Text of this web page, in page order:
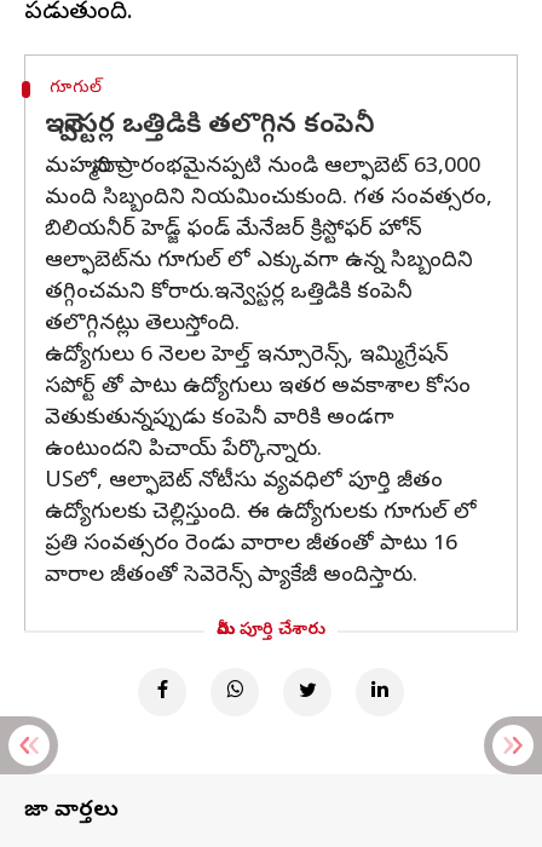
గూగుల్
ఇన్వెస్టర్ల ఒత్తిడికి తలొగ్గిన కంపెనీ
మహమ్మారి ప్రారంభమైనప్పటి నుండి ఆల్ఫాబెట్ 63,000
మంది సిబ్బందిని నియమించుకుంది. గత సంవత్సరం,
బిలియనీర్ హెడ్జ్ ఫండ్ మేనేజర్ క్రిస్టోఫర్ హోన్
ఆల్ఫాబెట్‌ను గూగుల్ లో ఎక్కువగా ఉన్న సిబ్బందిని
తగ్గించమని కోరారు.ఇన్వెస్టర్ల ఒత్తిడికి కంపెనీ
తలొగ్గినట్లు తెలుస్తోంది.
ఉద్యోగులు 6 నెలల హెల్త్ ఇన్సూరెన్స్, ఇమ్మిగ్రేషన్
సపోర్ట్ తో పాటు ఉద్యోగులు ఇతర అవకాశాల కోసం
వెతుకుతున్నప్పుడు కంపెనీ వారికి అండగా
ఉంటుందని పిచాయ్ పేర్కొన్నారు.
USలో, ఆల్ఫాబెట్ నోటీసు వ్యవధిలో పూర్తి జీతం
ఉద్యోగులకు చెల్లిస్తుంది. ఈ ఉద్యోగులకు గూగుల్ లో
ప్రతి సంవత్సరం రెండు వారాల జీతంతో పాటు 16
వారాల జీతంతో సెవెరెన్స్ ప్యాకేజీ అందిస్తారు.
మీరు పూర్తి చేశారు
తాజా వార్తలు